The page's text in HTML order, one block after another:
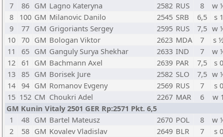
7
86 GM Lagno Kateryna 2582 RUS 8
w
8
100 GM Milanovic Danilo 2545 SRB 6,5
s 1
9
77 GM Grigoriants Sergey 2595 RUS 7,5 w
10 70 GM Bologan Viktor 2623 MDA 7
s
11
65 GM Ganguly Surya Shekhar 2633 IND 7
w
12 61 GM Bachmann Axel 2639 PAR 7,5
s 0
13 85 GM Borisek Jure 2582 SLO 7,5 w
14 94 GM Romanov Evgeny 2569 RUS 7
s 0
15 152 CM Choukri Adel 2267 MAR 6
w
GM Kunin Vitaly 2501 GER Rp:2571 Pkt. 6,5
1
48 GM Bartel Mateusz 2670 POL 8
w
2
58 GM Kovalev Vladislav 2649 BLR 7
s 0